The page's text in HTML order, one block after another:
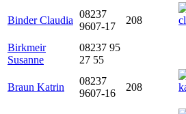
Binder Claudia
08237
9607-17
208
Birkmeir
Susanne
08237 95
27 55
Braun Katrin
08237
9607-16
208